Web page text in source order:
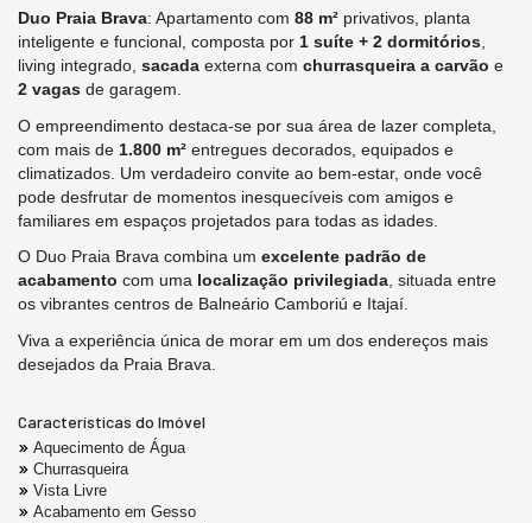
Duo Praia Brava: Apartamento com 88 m² privativos, planta
inteligente e funcional, composta por 1 suíte + 2 dormitórios,
living integrado, sacada externa com churrasqueira a carvão e
2 vagas de garagem.
O empreendimento destaca-se por sua área de lazer completa,
com mais de 1.800 m² entregues decorados, equipados e
climatizados. Um verdadeiro convite ao bem-estar, onde você
pode desfrutar de momentos inesquecíveis com amigos e
familiares em espaços projetados para todas as idades.
O Duo Praia Brava combina um excelente padrão de
acabamento com uma localização privilegiada, situada entre
os vibrantes centros de Balneário Camboriú e Itajaí.
Viva a experiência única de morar em um dos endereços mais
desejados da Praia Brava.
Características do Imóvel
Aquecimento de Água
Churrasqueira
Vista Livre
Acabamento em Gesso